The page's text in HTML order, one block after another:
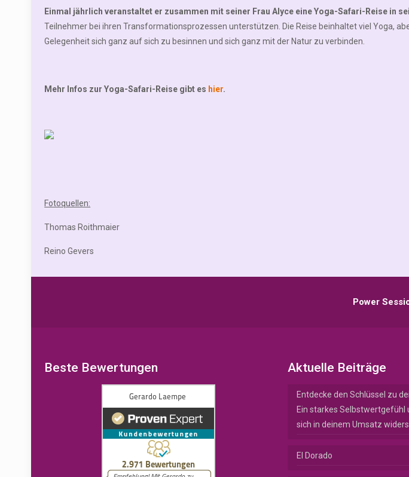
Einmal jährlich veranstaltet er zusammen mit seiner Frau Alyce eine Yoga-Safari-Reise in
Teilnehmer bei ihren Transformationsprozessen unterstützen. Die Reise beinhaltet viel Yoga,
Gelegenheit sich ganz auf sich zu besinnen und sich ganz mit der Natur zu verbinden.
Mehr Infos zur Yoga-Safari-Reise gibt es hier.
Fotoquellen:
Thomas Roithmaier
Reino Gevers
Power
Beste Bewertungen Aktuelle Beiträge
Entdecke den Schlüssel zu
Ein starkes Selbstwertgefühl
sich in deinem Umsatz
El Dorado